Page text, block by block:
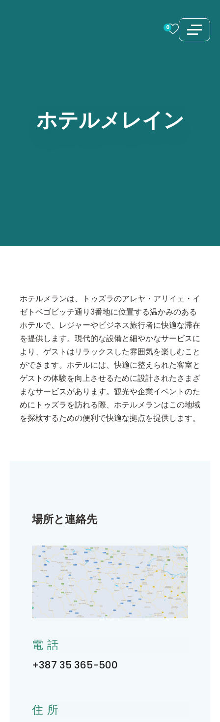
0
ホテルメレイン
ホテルメランは、トゥズラのアレヤ・アリイェ・イ
ゼトベゴビッチ通り3番地に位置する温かみのある
ホテルで、レジャーやビジネス旅行者に快適な滞在
を提供します。現代的な設備と細やかなサービスに
より、ゲストはリラックスした雰囲気を楽しむこと
ができます。ホテルには、快適に整えられた客室と
ゲストの体験を向上させるために設計されたさまざ
まなサービスがあります。観光や企業イベントのた
めにトゥズラを訪れる際、ホテルメランはこの地域
を探検するための便利で快適な拠点を提供します。
場所と連絡先
電話
+387 35 365-500
住所